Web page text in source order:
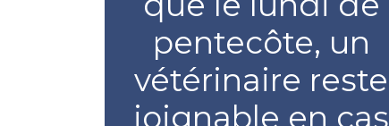
pentecôte, un
vétérinaire reste
joignable en cas